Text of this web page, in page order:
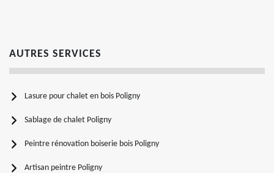
AUTRES SERVICES
Lasure pour chalet en bois Poligny
Sablage de chalet Poligny
Peintre rénovation boiserie bois Poligny
Artisan peintre Poligny